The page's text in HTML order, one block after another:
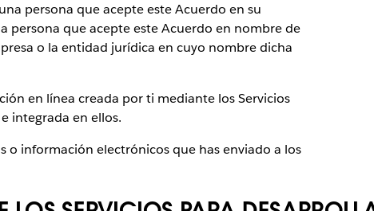
persona que acepte este Acuerdo en su
persona que acepte este Acuerdo en nombre de
o la entidad jurídica en cuyo nombre dicha
en línea creada por ti mediante los Servicios
integrada en ellos.
o información electrónicos que has enviado a los